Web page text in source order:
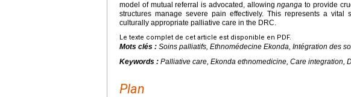
model of mutual referral is advocated, allowingnganga to provide
structures manage severe pain effectively. This represents a vital
culturally appropriate palliative care in the DRC.
Le texte complet de cet article est disponible en PDF.
Mots clés : Soins palliatifs, Ethnomédecine Ekonda, Intégration des
Keywords : Palliative care, Ekonda ethnomedicine, Care integration,
Plan